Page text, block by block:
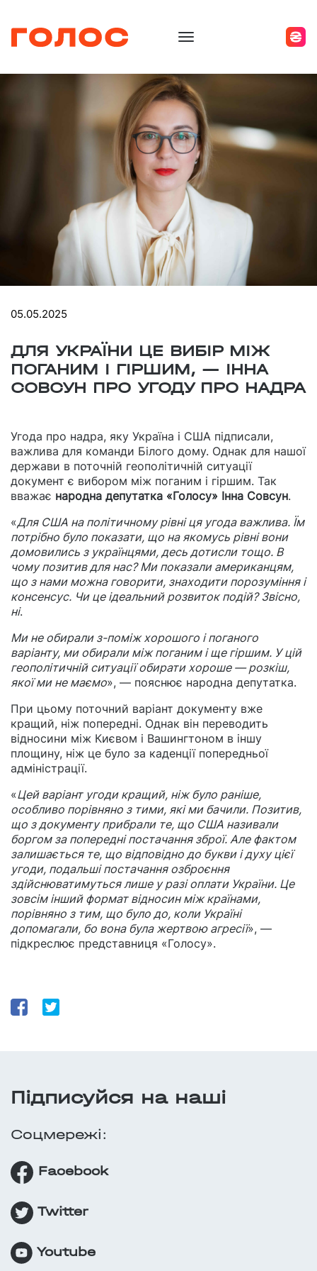
05.05.2025
ДЛЯ УКРАЇНИ ЦЕ ВИБІР МІЖ
ПОГАНИМ І ГІРШИМ, — ІННА
СОВСУН ПРО УГОДУ ПРО НАДРА
Угода про надра, яку Україна і США підписали,
важлива для команди Білого дому. Однак для нашої
держави в поточній геополітичній ситуації
документ є вибором між поганим і гіршим. Так
вважає народна депутатка «Голосу» Інна Совсун.
«Для США на політичному рівні ця угода важлива. Їм
потрібно було показати, що на якомусь рівні вони
домовились з українцями, десь дотисли тощо. В
чому позитив для нас? Ми показали американцям,
що з нами можна говорити, знаходити порозуміння і
консенсус. Чи це ідеальний розвиток подій? Звісно,
ні.
Ми не обирали з-поміж хорошого і поганого
варіанту, ми обирали між поганим і ще гіршим. У цій
геополітичній ситуації обирати хороше — розкіш,
якої ми не маємо», — пояснює народна депутатка.
При цьому поточний варіант документу вже
кращий, ніж попередні. Однак він переводить
відносини між Києвом і Вашингтоном в іншу
площину, ніж це було за каденції попередньої
адміністрації.
«Цей варіант угоди кращий, ніж було раніше,
особливо порівняно з тими, які ми бачили. Позитив,
що з документу прибрали те, що США називали
боргом за попередні постачання зброї. Але фактом
залишається те, що відповідно до букви і духу цієї
угоди, подальші постачання озброєння
здійснюватимуться лише у разі оплати України. Це
зовсім інший формат відносин між країнами,
порівняно з тим, що було до, коли Україні
допомагали, бо вона була жертвою агресії», —
підкреслює представниця «Голосу».
Підписуйся на нашi
Cоцмережi:
Facebook
Twitter
Youtube